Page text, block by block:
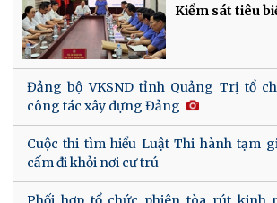
Kiểm sát tiêu
Đảng bộ VKSND tỉnh Quảng Trị tổ
công tác xây dựng Đảng
Cuộc thi tìm hiểu Luật Thi hành tạm
cấm đi khỏi nơi cư trú